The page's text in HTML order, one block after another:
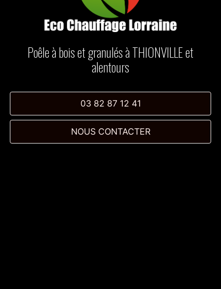
Poêle à bois et granulés à THIONVILLE et
alentours
03 82 87 12 41
NOUS CONTACTER